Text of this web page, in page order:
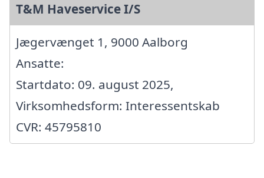
T&M Haveservice I/S
Jægervænget 1, 9000 Aalborg
Ansatte:
Startdato: 09. august 2025,
Virksomhedsform: Interessentskab
CVR: 45795810